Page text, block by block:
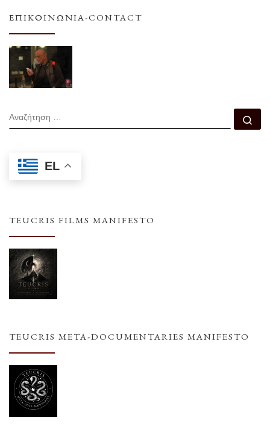
ΕΠΙΚΟΙΝΩΝΊΑ-CONTACT
ΑΝΑΖΉΤΗΣΗ
EL
TEUCRIS FILMS MANIFESTO
TEUCRIS META-DOCUMENTARIES MANIFESTO